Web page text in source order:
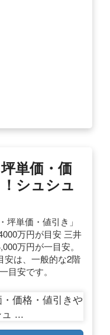
単価・価
シュシュ
坪単価・値引き」
万円が目安 三井
万円が一目安。
安は、一般的な2階
目安です。